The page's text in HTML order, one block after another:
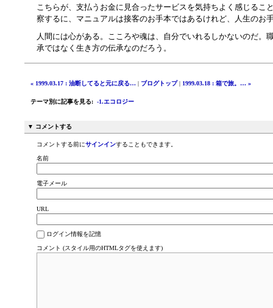
こちらが、支払うお金に見合ったサービスを気持ちよく感じるこ
察するに、マニュアルは接客のお手本ではあるけれど、人生のお
人間には心がある。こころや魂は、自分でいれるしかないのだ。
承ではなく生き方の伝承なのだろう。
« 1999.03.17 : 油断してると元に戻る… | ブログトップ| 1999.03.18 : 箱で旅。… »
テーマ別に記事を見る: -1.エコロジー
▼ コメントする
コメントする前にサインインすることもできます。
名前
電子メール
URL
ログイン情報を記憶
コメント (スタイル用のHTMLタグを使えます)